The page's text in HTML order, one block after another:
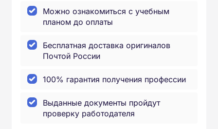
Можно ознакомиться с учебным
планом до оплаты
Бесплатная доставка оригиналов
Почтой России
100% гарантия получения профессии
Выданные документы пройдут
проверку работодателя